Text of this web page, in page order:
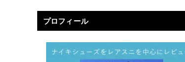
プロフィール